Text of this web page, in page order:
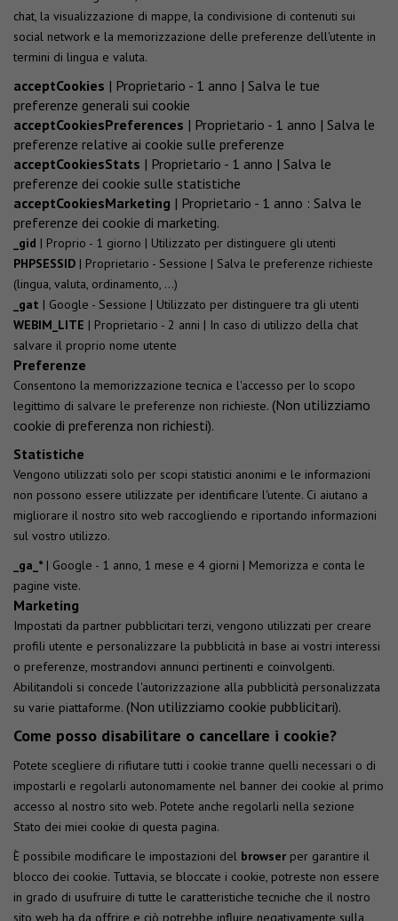
chat, la visualizzazione di mappe, la condivisione di contenuti sui
social network e la memorizzazione delle preferenze dell'utente in
termini di lingua e valuta.
acceptCookies | Proprietario - 1 anno | Salva le tue
preferenze generali sui cookie
acceptCookiesPreferences | Proprietario - 1 anno | Salva le
preferenze relative ai cookie sulle preferenze
acceptCookiesStats | Proprietario - 1 anno | Salva le
preferenze dei cookie sulle statistiche
acceptCookiesMarketing | Proprietario - 1 anno : Salva le
preferenze dei cookie di marketing.
_gid | Proprio - 1 giorno | Utilizzato per distinguere gli utenti
PHPSESSID | Proprietario - Sessione | Salva le preferenze richieste
(lingua, valuta, ordinamento, ...)
_gat | Google - Sessione | Utilizzato per distinguere tra gli utenti
WEBIM_LITE | Proprietario - 2 anni | In caso di utilizzo della chat
salvare il proprio nome utente
Preferenze
Consentono la memorizzazione tecnica e l'accesso per lo scopo
legittimo di salvare le preferenze non richieste. (Non utilizziamo
cookie di preferenza non richiesti).
Statistiche
Vengono utilizzati solo per scopi statistici anonimi e le informazioni
non possono essere utilizzate per identificare l'utente. Ci aiutano a
migliorare il nostro sito web raccogliendo e riportando informazioni
sul vostro utilizzo.
_ga_* | Google - 1 anno, 1 mese e 4 giorni | Memorizza e conta le
pagine viste.
Marketing
Impostati da partner pubblicitari terzi, vengono utilizzati per creare
profili utente e personalizzare la pubblicità in base ai vostri interessi
o preferenze, mostrandovi annunci pertinenti e coinvolgenti.
Abilitandoli si concede l'autorizzazione alla pubblicità personalizzata
su varie piattaforme. (Non utilizziamo cookie pubblicitari).
Come posso disabilitare o cancellare i cookie?
Potete scegliere di rifiutare tutti i cookie tranne quelli necessari o di
impostarli e regolarli autonomamente nel banner dei cookie al primo
accesso al nostro sito web. Potete anche regolarli nella sezione
Stato dei miei cookie di questa pagina.
È possibile modificare le impostazioni del browser per garantire il
blocco dei cookie. Tuttavia, se bloccate i cookie, potreste non essere
in grado di usufruire di tutte le caratteristiche tecniche che il nostro
sito web ha da offrire e ciò potrebbe influire negativamente sulla